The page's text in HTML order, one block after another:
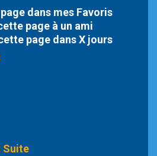
dans mes Favoris
page à un ami
page dans X jours
Suite